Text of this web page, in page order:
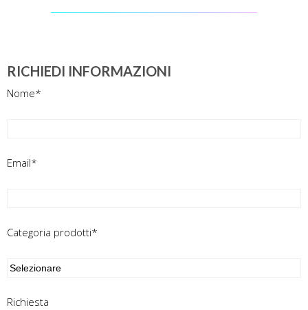
RICHIEDI INFORMAZIONI
Nome*
Email*
Categoria prodotti*
Richiesta